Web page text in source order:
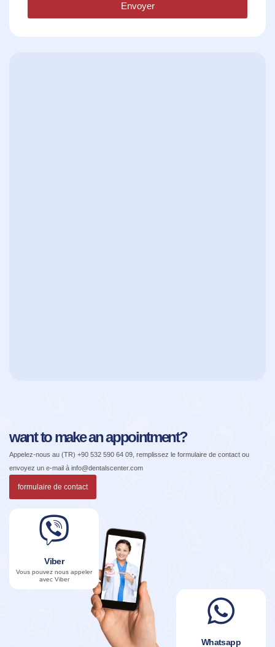
Envoyer
want to make an appointment?
Appelez-nous au (TR) +90 532 590 64 09 , remplissez le formulaire de contact ou
envoyez un e-mail à info@dentalscenter.com
formulaire de contact
Viber
Vous pouvez nous appeler
avec Viber
Whatsapp